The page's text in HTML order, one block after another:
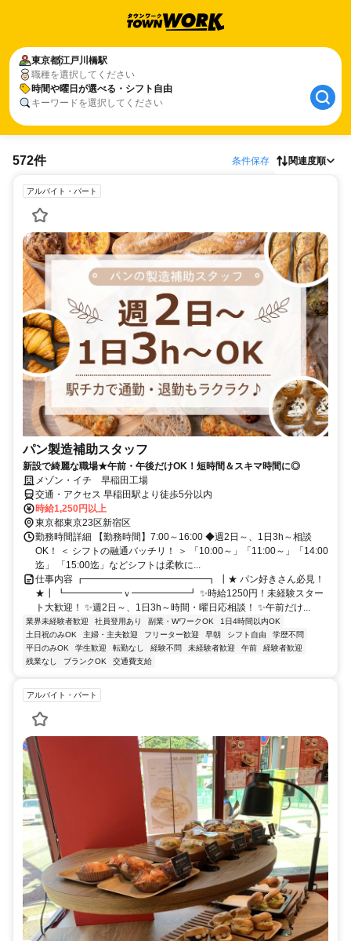
東京都江戸川橋駅
職種を選択してください
時間や曜日が選べる・シフト自由
キーワードを選択してください
572件 条件保存 関連度順
アルバイト・パート
パン製造補助スタッフ
新設で綺麗な職場★午前・午後だけOK！短時間＆スキマ時間に◎
メゾン・イチ 早稲田工場
交通・アクセス 早稲田駅より徒歩5分以内
時給1,250円以上
東京都東京23区新宿区
勤務時間詳細 【勤務時間】7:00～16:00 ◆週2日～、1日3h～相談
OK！ ＜ シフトの融通バッチリ！ ＞ 「10:00～」「11:00～」「14:00
迄」 「15:00迄」などシフトは柔軟に...
仕事内容 ┏━━━━━━━━━━━━━┓ ┃★ パン好きさん必見！
★┃ ┗━━━━━━ｖ━━━━━━┛ ✨時給1250円！未経験スター
ト大歓迎！ ✨週2日～、1日3h～時間・曜日応相談！ ✨午前だけ...
業界未経験者歓迎 社員登用あり 副業・WワークOK
1日4時間以内OK
土日祝のみOK
主婦・主夫歓迎 フリーター歓迎 早朝 シフト自由
学歴不問
平日のみOK
学生歓迎 転勤なし 経験不問 未経験者歓迎 午前
経験者歓迎
残業なし
ブランクOK 交通費支給
アルバイト・パート